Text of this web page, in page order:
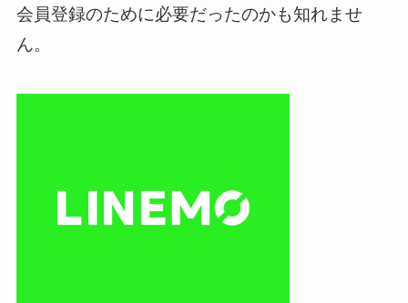
会員登録のために必要だったのかも知れませ
ん。